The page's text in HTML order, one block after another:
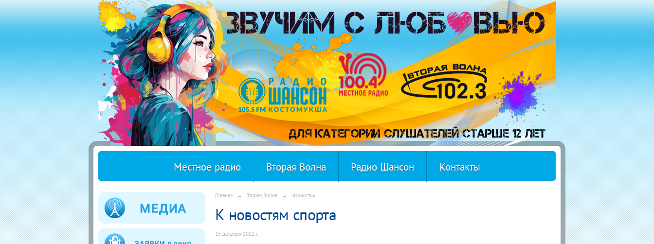
Местное радио Вторая Волна Радио Шансон Контакты
Главная → Вторая Волна → «Новости»
К новостям спорта
15 декабря 2021 г.